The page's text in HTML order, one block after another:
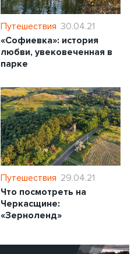
Путешествия 30.04.21
«Софиевка»: история
любви, увековеченная в
парке
Путешествия 29.04.21
Что посмотреть на
Черкасщине:
«Зерноленд»